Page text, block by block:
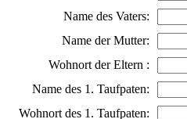
Name des Vaters:
Name der Mutter:
Wohnort der Eltern :
Name des 1. Taufpaten:
Wohnort des 1. Taufpaten: